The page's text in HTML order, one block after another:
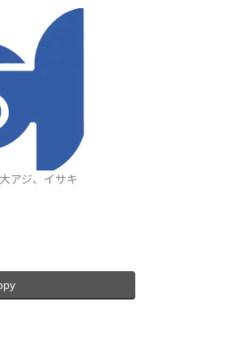
アジ、イサキ